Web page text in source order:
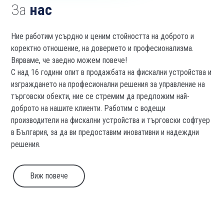
За нас
Ние работим усърдно и ценим стойността на доброто и
коректно отношение, на доверието и професионализма.
Вярваме, че заедно можем повече!
С над 16 години опит в продажбата на фискални устройства и
изграждането на професионални решения за управление на
търговски обекти, ние се стремим да предложим най-
доброто на нашите клиенти. Работим с водещи
производители на фискални устройства и търговски софтуер
в България, за да ви предоставим иновативни и надеждни
решения.
Виж повече